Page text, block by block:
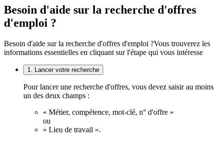
Besoin d'aide sur la recherche d'offres
d'emploi ?
Besoin d'aide sur la recherche d'offres d'emploi ?Vous trouverez les
informations essentielles en cliquant sur l'étape qui vous intéresse
1. Lancer votre recherche
Pour lancer une recherche d'offres, vous devez saisir au moins
un des deux champs :
« Métier, compétence, mot-clé, n° d'offre »
ou
« Lieu de travail ».